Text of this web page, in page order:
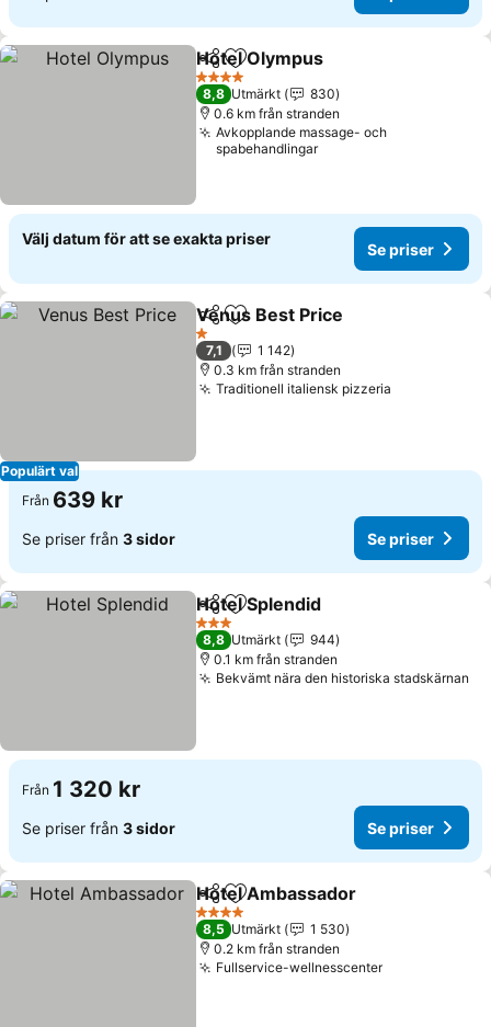
Dela Lägg till i Mina Favoriter
Hotel Olympus
4 Stjärnor
8,8 Utmärkt
830
0.6 km från stranden
Avkopplande massage- och
spabehandlingar
Välj datum för att se exakta priser
Se priser
Populärt val
Dela Lägg till i Mina Favoriter
Venus Best Price
1 Stjärnor
7,1
1 142
0.3 km från stranden
Traditionell italiensk pizzeria
Från 639 kr
Se priser från 3 sidor Se priser
Dela Lägg till i Mina Favoriter
Hotel Splendid
3 Stjärnor
8,8 Utmärkt
944
0.1 km från stranden
Bekvämt nära den historiska stadskärnan
Från 1 320 kr
Se priser från 3 sidor Se priser
Dela Lägg till i Mina Favoriter
Hotel Ambassador
4 Stjärnor
8,5 Utmärkt
1 530
0.2 km från stranden
Fullservice-wellnesscenterSe priser